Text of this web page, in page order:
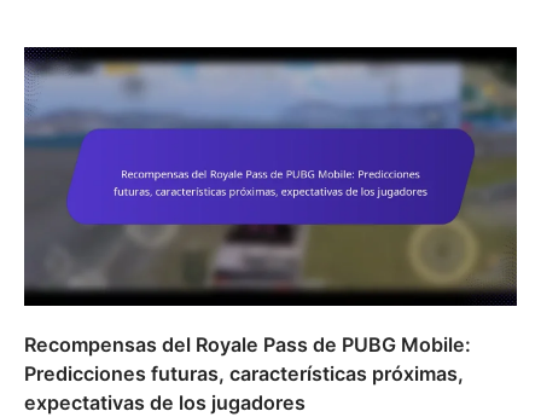
Recompensas del Royale Pass de PUBG Mobile:
Predicciones futuras, características próximas,
expectativas de los jugadores